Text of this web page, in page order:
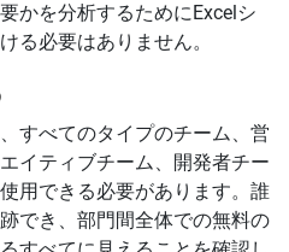
かを分析するためにExcelシ
る必要はありません。
すべてのタイプのチーム、営
イティブチーム、開発者チー
用できる必要があります。誰
でき、部門間全体での無料の